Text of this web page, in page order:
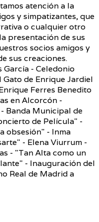
atención a la
y simpatizantes, que
o cualquier otro
presentación de sus
socios amigos y
sus creaciones.
García - Celedonio
de Enrique Jardiel
Ferres Benedito
en Alcorcón -
Banda Municipal de
de Película" -
obsesión" - Inma
- Elena Viurrum -
- "Tan Alta como un
- Inauguración del
Real de Madrid a